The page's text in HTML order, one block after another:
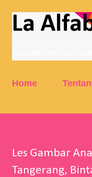
La
Home
Les Gambar
Tangerang,